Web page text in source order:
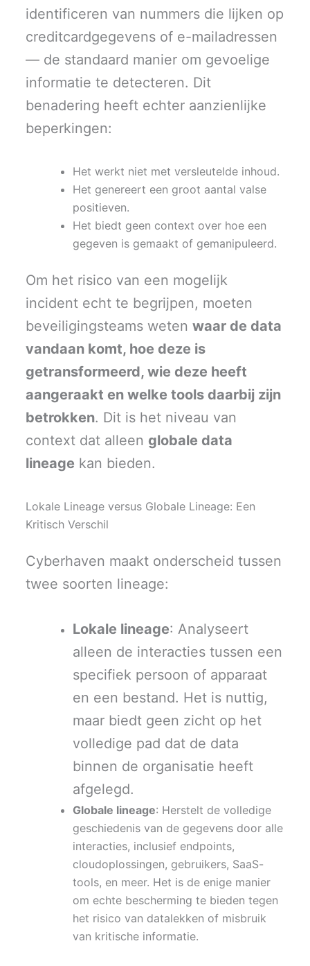
identificeren van nummers die lijken op
creditcardgegevens of e-mailadressen
— de standaard manier om gevoelige
informatie te detecteren. Dit
benadering heeft echter aanzienlijke
beperkingen:
Het werkt niet met versleutelde inhoud.
Het genereert een groot aantal valse
positieven.
Het biedt geen context over hoe een
gegeven is gemaakt of gemanipuleerd.
Om het risico van een mogelijk
incident echt te begrijpen, moeten
beveiligingsteams wetenwaar de data
vandaan komt, hoe deze is
getransformeerd, wie deze heeft
aangeraakt en welke tools daarbij zijn
betrokken. Dit is het niveau van
context dat alleen globale data
lineage kan bieden.
Lokale Lineage versus Globale Lineage: Een
Kritisch Verschil
Cyberhaven maakt onderscheid tussen
twee soorten lineage:
Lokale lineage: Analyseert
alleen de interacties tussen een
specifiek persoon of apparaat
en een bestand. Het is nuttig,
maar biedt geen zicht op het
volledige pad dat de data
binnen de organisatie heeft
afgelegd.
Globale lineage: Herstelt de volledige
geschiedenis van de gegevens door alle
interacties, inclusief endpoints,
cloudoplossingen, gebruikers, SaaS-
tools, en meer. Het is de enige manier
om echte bescherming te bieden tegen
het risico van datalekken of misbruik
van kritische informatie.